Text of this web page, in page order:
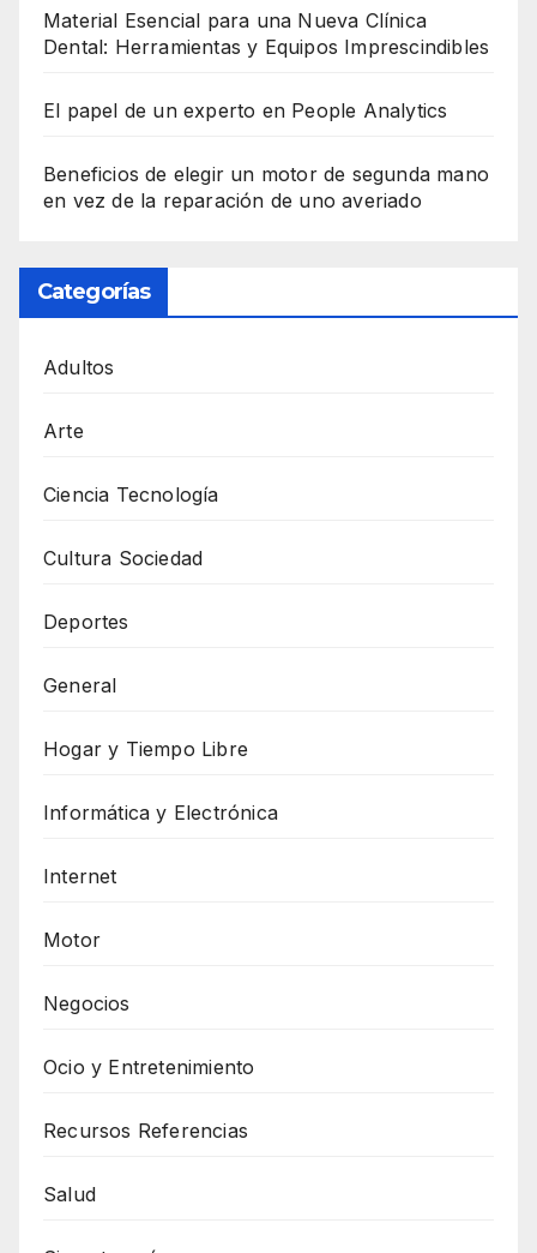
Material Esencial para una Nueva Clínica
Dental: Herramientas y Equipos Imprescindibles
El papel de un experto en People Analytics
Beneficios de elegir un motor de segunda mano
en vez de la reparación de uno averiado
Categorías
Adultos
Arte
Ciencia Tecnología
Cultura Sociedad
Deportes
General
Hogar y Tiempo Libre
Informática y Electrónica
Internet
Motor
Negocios
Ocio y Entretenimiento
Recursos Referencias
Salud